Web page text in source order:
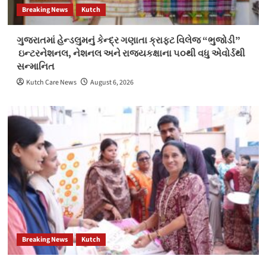
Breaking News Kutch
ગુજરાતમાં હેન્ડલુમનું કેન્દ્ર ગણાતા ક્રાફ્ટ વિલેજ “ભુજોડી”
ઇન્ટરનેશનલ, નેશનલ અને રાજ્યકક્ષાના ૫૦થી વધુ એવોર્ડથી
સન્માનિત
Kutch Care News August 6, 2026
Breaking News Kutch